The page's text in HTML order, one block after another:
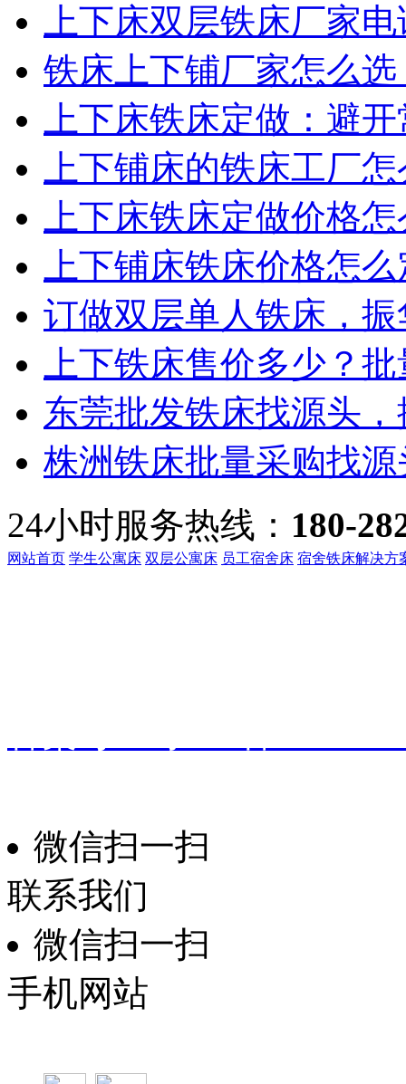
上下床双层铁床厂家
铁床上下铺厂家怎么
上下床铁床定做：避
上下铺床的铁床工厂
上下床铁床定做价格
上下铺床铁床价格怎
订做双层单人铁床，
上下铁床售价多少？
东莞批发铁床找源头
株洲铁床批量采购找
24小时服务热线： 180-
网站首页 学生公寓床 双层公寓床 员工宿舍床 宿舍铁床解决方
微信扫一扫
联系我们
微信扫一扫
手机网站